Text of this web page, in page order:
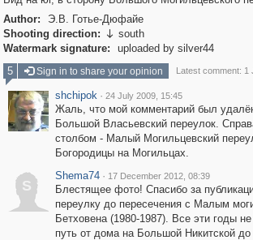
Author:
Э.В. Готье-Дюфайе
Shooting direction:  south
Watermark signature:
uploaded by silver44
5
Sign in to share your opinion Latest comment: 1
shchipok · 24 July 2009, 15:45
Жаль, что мой комментарий был
Большой Власьевский переулок.
столбом - Малый Могильцевский
Богородицы на Могильцах.
S
Shema74 · 17 December 2012, 08:39
Блестящее фото! Спасибо за
переулку до пересечения с Малым
Бетховена (1980-1987). Все эти годы
путь от дома на Большой Никитской